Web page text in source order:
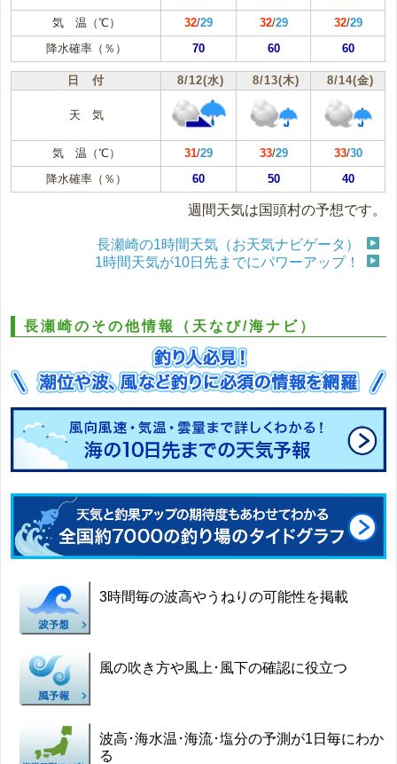
気 温（℃） 32/29 32/29 32/29
降水確率（％）
70 60 60
日 付 8/12(水) 8/13(木) 8/14(金)
天 気
気 温（℃） 31/29 33/29 33/30
降水確率（％）
60 50 40
週間天気は国頭村の予想です。
長瀬崎の1時間天気（お天気ナビゲータ）
1時間天気が10日先までにパワーアップ！
長瀬崎のその他情報（天なび/海ナビ）
3時間毎の波高やうねりの可能性を掲載
風の吹き方や風上･風下の確認に役立つ
波高･海水温･海流･塩分の予測が1日毎にわか
る